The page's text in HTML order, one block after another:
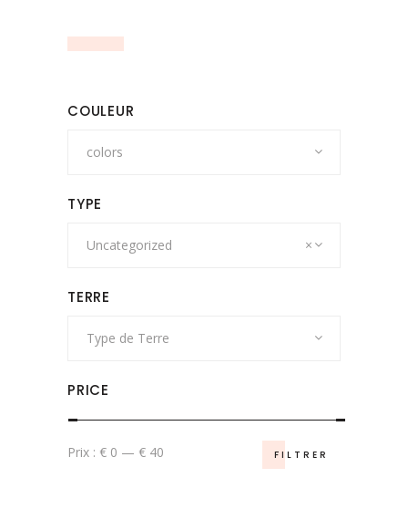
COULEUR
colors
TYPE
×
Uncategorized
TERRE
Type de Terre
PRICE
Prix
Prix
FILTRER
Prix : € 0 — € 40